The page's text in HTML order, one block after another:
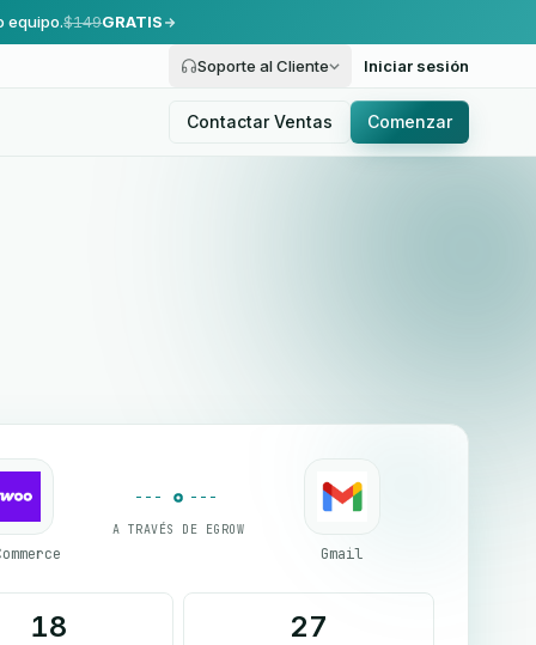
equipo.$149GRATIS
Soporte al Cliente Iniciar sesión
Contactar Ventas Comenzar
A TRAVÉS DE EGROW
Gmail
18 27